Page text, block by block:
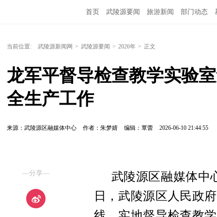
首页 武陵源要闻 旅游新闻 部门动态
当前位置: 武陵源新闻网 > 武陵源要闻 > 2026年 > 正文
龙军平督导检查教学实验
全生产工作
来源：​武陵源区融媒体中心 作者：朱梦婧 编辑：覃蕾 2026-06-10 21:44:55
—分享—
武陵源区融媒体中
日，武陵源区人民政